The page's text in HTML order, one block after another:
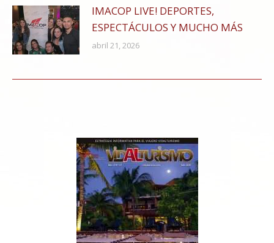
IMACOP LIVE! DEPORTES,
ESPECTÁCULOS Y MUCHO MÁS
abril 21, 2026